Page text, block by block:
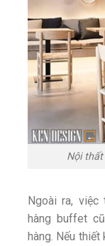
Nội
Ngoài ra, việc
hàng buffet
hàng. Nếu thiết